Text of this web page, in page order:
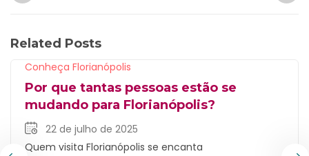
Related Posts
Conheça Florianópolis
Por que tantas pessoas estão se
mudando para Florianópolis?
22 de julho de 2025
Quem visita Florianópolis se encanta